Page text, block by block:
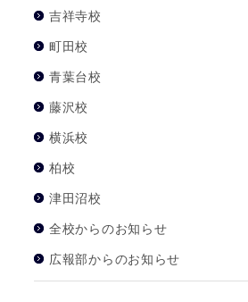
吉祥寺校
町田校
青葉台校
藤沢校
横浜校
柏校
津田沼校
全校からのお知らせ
広報部からのお知らせ